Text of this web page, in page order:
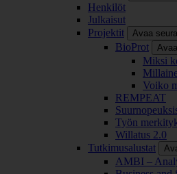
Henkilöt
Julkaisut
Projektit
Avaa
BioProt
Miksi
Voiko
REMPEAT
Työn
Willatus 2.0
Tutkimusalustat
AMBI –